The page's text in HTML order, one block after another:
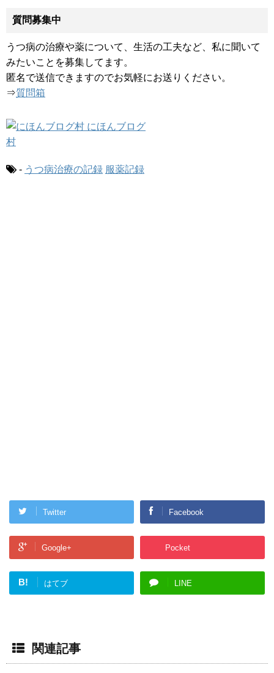
質問募集中
うつ病の治療や薬について、生活の工夫など、私に聞いて
みたいことを募集してます。
匿名で送信できますのでお気軽にお送りください。
⇒質問箱
- うつ病治療の記録 服薬記録
Twitter Facebook
Google+ Pocket
B! はてブ LINE
関連記事